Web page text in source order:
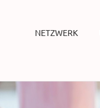
NETZWERK